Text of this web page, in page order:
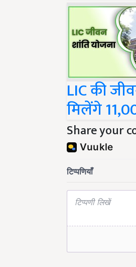
LIC की
मिलेंगे
Share your